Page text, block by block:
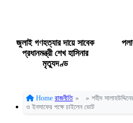
জুলাই গণহত্যার দায়ে সাবেক
প্রধানমন্ত্রী শেখ হাসিনার
মৃত্যুদণ্ড
Home রাজনীতি » » শহীদ
ও ইনসাফের পক্ষে চাইলেন ভোট